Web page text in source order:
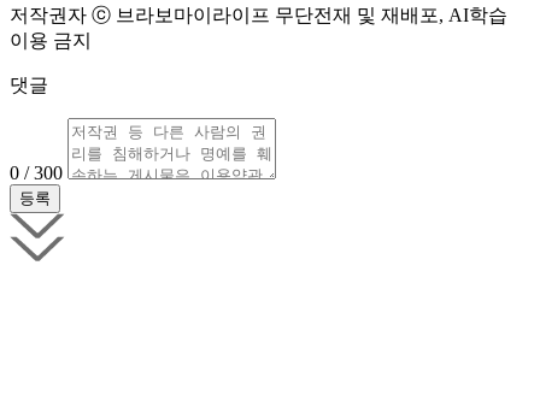
저작권자 ⓒ 브라보마이라이프 무단전재 및 재배포, AI학습
이용 금지
댓글
0 / 300